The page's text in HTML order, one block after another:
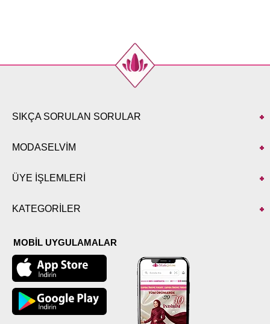
SIKÇA SORULAN SORULAR
MODASELVİM
ÜYE İŞLEMLERİ
KATEGORİLER
MOBİL UYGULAMALAR